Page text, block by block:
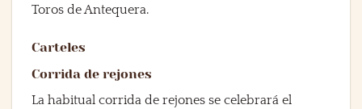
Toros de Antequera.
Carteles
Corrida de rejones
La habitual corrida de rejones se celebrará el